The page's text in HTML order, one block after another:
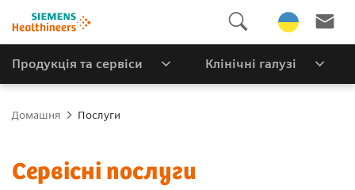
Продукція та сервіси Клінічні галузі
Домашня Послуги
Сервісні послуги